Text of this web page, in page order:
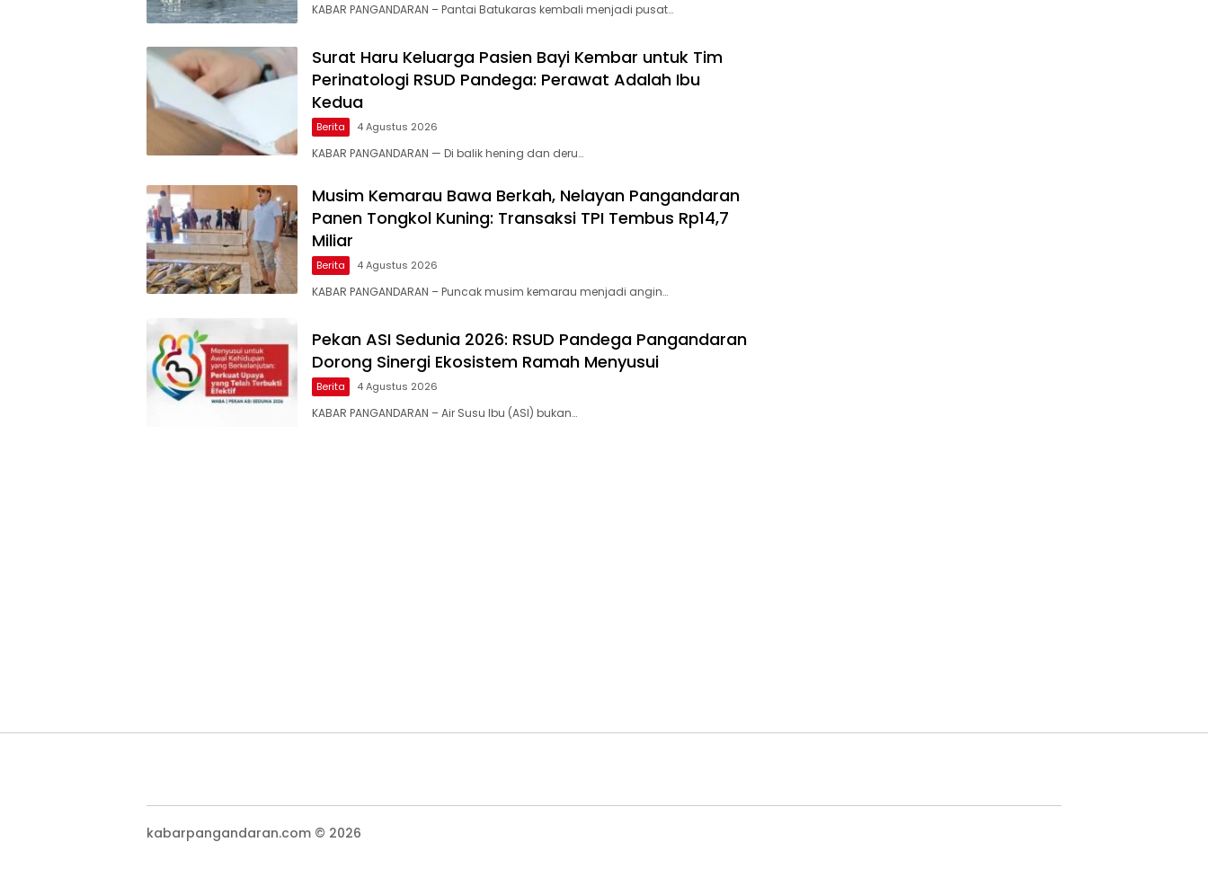
KABAR PANGANDARAN – Pantai Batukaras kembali menjadi pusat…
Surat Haru Keluarga Pasien Bayi Kembar untuk Tim
Perinatologi RSUD Pandega: Perawat Adalah Ibu
Kedua
Berita 4 Agustus 2026
KABAR ​PANGANDARAN — Di balik hening dan deru…
Musim Kemarau Bawa Berkah, Nelayan Pangandaran
Panen Tongkol Kuning: Transaksi TPI Tembus Rp14,7
Miliar
Berita 4 Agustus 2026
KABAR PANGANDARAN – Puncak musim kemarau menjadi angin…
Pekan ASI Sedunia 2026: RSUD Pandega Pangandaran
Dorong Sinergi Ekosistem Ramah Menyusui
Berita 4 Agustus 2026
KABAR ​PANGANDARAN – Air Susu Ibu (ASI) bukan…
kabarpangandaran.com © 2026